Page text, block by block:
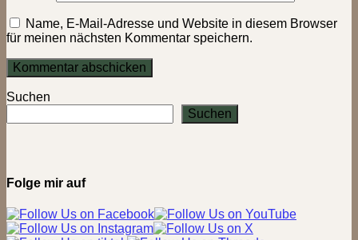
Name, E-Mail-Adresse und Website in diesem Browser
für meinen nächsten Kommentar speichern.
Suchen
Suchen
Folge mir auf